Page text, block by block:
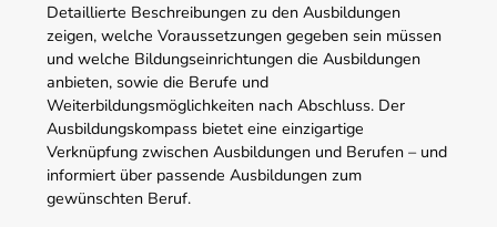
Detaillierte Beschreibungen zu den Ausbildungen
zeigen, welche Voraussetzungen gegeben sein müssen
und welche Bildungseinrichtungen die Ausbildungen
anbieten, sowie die Berufe und
Weiterbildungsmöglichkeiten nach Abschluss. Der
Ausbildungskompass bietet eine einzigartige
Verknüpfung zwischen Ausbildungen und Berufen – und
informiert über passende Ausbildungen zum
gewünschten Beruf.